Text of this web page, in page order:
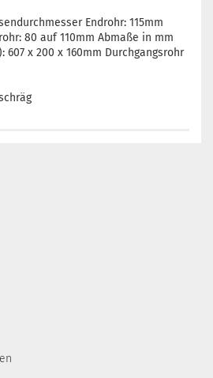
Endrohr: 115mm
80 auf 110mm Abmaße in mm
x 200 x 160mm Durchgangsrohr